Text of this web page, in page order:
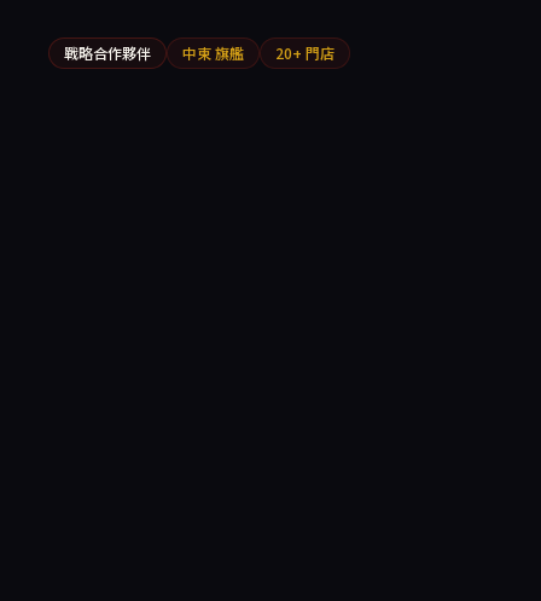
戰略合作夥伴 中東 旗艦 20+ 門店